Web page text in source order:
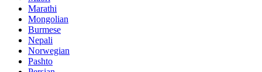
Marathi
Mongolian
Burmese
Nepali
Norwegian
Pashto